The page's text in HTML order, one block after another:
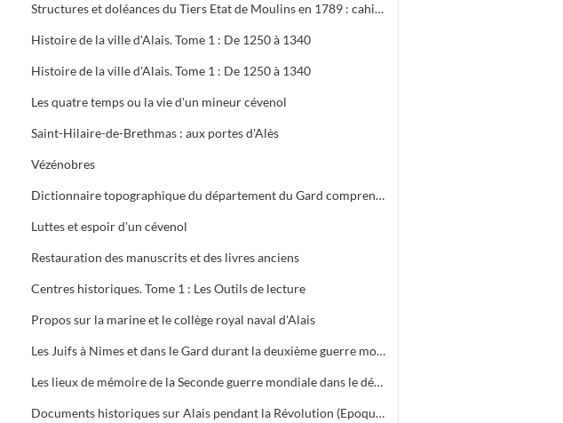
Structures et doléances du Tiers Etat de Moulins en 1789 : cahier des corporations et cahier général
Histoire de la ville d'Alais. Tome 1 : De 1250 à 1340
Histoire de la ville d'Alais. Tome 1 : De 1250 à 1340
Les quatre temps ou la vie d'un mineur cévenol
Saint-Hilaire-de-Brethmas : aux portes d'Alès
Vézénobres
Dictionnaire topographique du département du Gard comprenant les noms de lieu anciens et modernes
Luttes et espoir d'un cévenol
Restauration des manuscrits et des livres anciens
Centres historiques. Tome 1 : Les Outils de lecture
Propos sur la marine et le collège royal naval d'Alais
Les Juifs à Nimes et dans le Gard durant la deuxième guerre mondiale de 1939 à 1944
Les lieux de mémoire de la Seconde guerre mondiale dans le département du Gard
Documents historiques sur Alais pendant la Révolution (Epoque de la Terreur)